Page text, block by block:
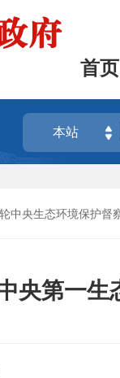
首页
本站
中央生态环境保护督
央第一生